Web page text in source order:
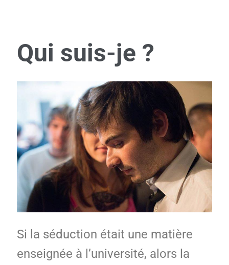
Qui suis-je ?
Si la séduction était une matière
enseignée à l’université, alors la